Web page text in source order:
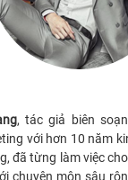
, tác giả biên
với hơn 10 năm
đã từng làm việc
chuyên môn sâu